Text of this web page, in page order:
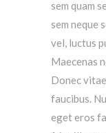
sem quam
sem neque
vel, luctus
Maecenas
Donec
faucibus.
eget eros